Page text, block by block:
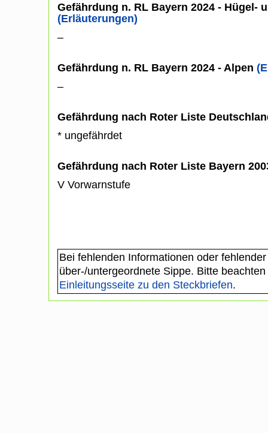
Gefährdung n. RL Bayern 2024 - Hügel-
(Erläuterungen)
–
Gefährdung n. RL Bayern 2024 - Alpen
–
Gefährdung nach Roter Liste
* ungefährdet
Gefährdung nach Roter Liste Bayern
V Vorwarnstufe
Bei fehlenden Informationen oder
über-/untergeordnete Sippe. Bitte
Einleitungsseite zu den Steckbriefen.